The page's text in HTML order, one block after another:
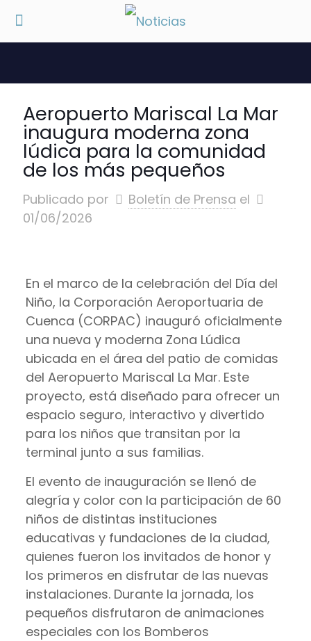
Aeropuerto Mariscal La Mar
inaugura moderna zona
lúdica para la comunidad
de los más pequeños
Publicado por Boletín de Prensa el
01/06/2026
En el marco de la celebración del Día del
Niño, la Corporación Aeroportuaria de
Cuenca (CORPAC) inauguró oficialmente
una nueva y moderna Zona Lúdica
ubicada en el área del patio de comidas
del Aeropuerto Mariscal La Mar. Este
proyecto, está diseñado para ofrecer un
espacio seguro, interactivo y divertido
para los niños que transitan por la
terminal junto a sus familias.
El evento de inauguración se llenó de
alegría y color con la participación de 60
niños de distintas instituciones
educativas y fundaciones de la ciudad,
quienes fueron los invitados de honor y
los primeros en disfrutar de las nuevas
instalaciones. Durante la jornada, los
pequeños disfrutaron de animaciones
especiales con los Bomberos